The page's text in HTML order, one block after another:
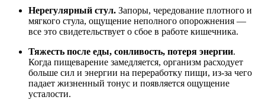
Нерегулярный стул. Запоры, чередование плотного и
мягкого стула, ощущение неполного опорожнения —
все это свидетельствует о сбое в работе кишечника.
Тяжесть после еды, сонливость, потеря энергии.
Когда пищеварение замедляется, организм расходует
больше сил и энергии на переработку пищи, из-за чего
падает жизненный тонус и появляется ощущение
усталости.